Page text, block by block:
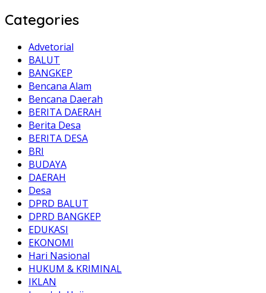
Categories
Advetorial
BALUT
BANGKEP
Bencana Alam
Bencana Daerah
BERITA DAERAH
Berita Desa
BERITA DESA
BRI
BUDAYA
DAERAH
Desa
DPRD BALUT
DPRD BANGKEP
EDUKASI
EKONOMI
Hari Nasional
HUKUM & KRIMINAL
IKLAN